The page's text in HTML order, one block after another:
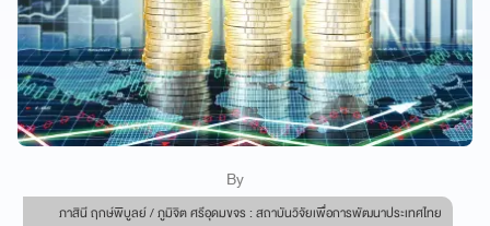
By
ภาสินี ฤกษ์พิบูลย์ / ภูมิจิต ศรีอุดมขจร : สถาบันวิจัยเพื่อการพัฒนาประเทศไทย